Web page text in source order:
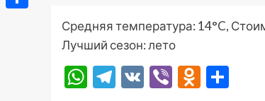
Средняя температура: 14°C,
Лучший сезон: лето
WhatsApp
Telegram
VK Viber
Отправить